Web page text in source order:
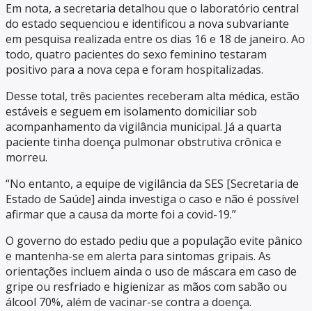
Em nota, a secretaria detalhou que o laboratório central
do estado sequenciou e identificou a nova subvariante
em pesquisa realizada entre os dias 16 e 18 de janeiro. Ao
todo, quatro pacientes do sexo feminino testaram
positivo para a nova cepa e foram hospitalizadas.
Desse total, três pacientes receberam alta médica, estão
estáveis e seguem em isolamento domiciliar sob
acompanhamento da vigilância municipal. Já a quarta
paciente tinha doença pulmonar obstrutiva crônica e
morreu.
“No entanto, a equipe de vigilância da SES [Secretaria de
Estado de Saúde] ainda investiga o caso e não é possível
afirmar que a causa da morte foi a covid-19.”
O governo do estado pediu que a população evite pânico
e mantenha-se em alerta para sintomas gripais. As
orientações incluem ainda o uso de máscara em caso de
gripe ou resfriado e higienizar as mãos com sabão ou
álcool 70%, além de vacinar-se contra a doença.